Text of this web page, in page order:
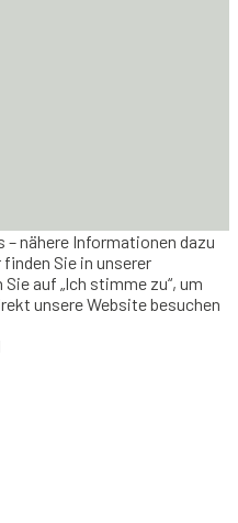
nähere Informationen dazu
Sie in unserer
Sie auf „Ich stimme zu“, um
unsere Website besuchen